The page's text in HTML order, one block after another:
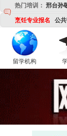
热门培训： 邢台孙
烹饪专业报名 公
留学机构